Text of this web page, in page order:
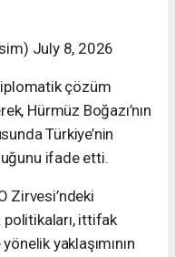
July 8, 2026
çözüm
Hürmüz Boğazı’nın
Türkiye’nin
ifade etti.
Zirvesi’ndeki
politikaları, ittifak
yaklaşımının